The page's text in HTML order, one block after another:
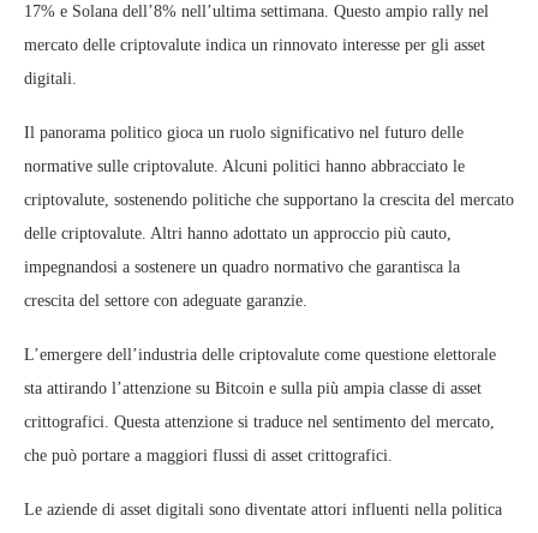
17% e Solana dell’8% nell’ultima settimana. Questo ampio rally nel
mercato delle criptovalute indica un rinnovato interesse per gli asset
digitali.
Il panorama politico gioca un ruolo significativo nel futuro delle
normative sulle criptovalute. Alcuni politici hanno abbracciato le
criptovalute, sostenendo politiche che supportano la crescita del mercato
delle criptovalute. Altri hanno adottato un approccio più cauto,
impegnandosi a sostenere un quadro normativo che garantisca la
crescita del settore con adeguate garanzie.
L’emergere dell’industria delle criptovalute come questione elettorale
sta attirando l’attenzione su Bitcoin e sulla più ampia classe di asset
crittografici. Questa attenzione si traduce nel sentimento del mercato,
che può portare a maggiori flussi di asset crittografici.
Le aziende di asset digitali sono diventate attori influenti nella politica